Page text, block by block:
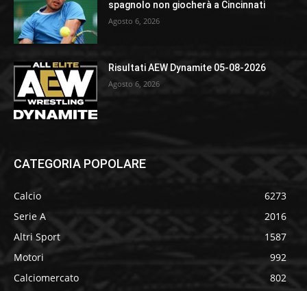
spagnolo non giocherà a Cincinnati
Agosto 6, 2026
Risultati AEW Dynamite 05-08-2026
Agosto 6, 2026
CATEGORIA POPOLARE
Calcio
6273
Serie A
2016
Altri Sport
1587
Motori
992
Calciomercato
802